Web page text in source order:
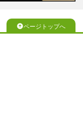
ページトップへ